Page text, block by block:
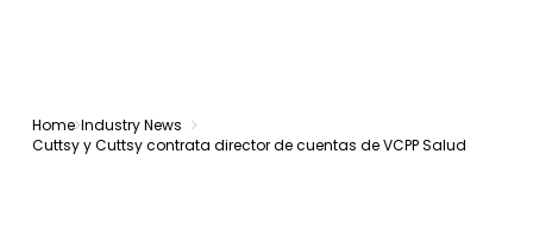
Home Industry News
Cuttsy y Cuttsy contrata director de cuentas de VCPP Salud